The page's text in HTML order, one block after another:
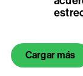
Cargar más